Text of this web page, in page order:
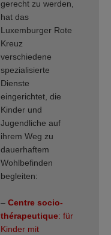
gerecht zu werden,
hat das
Luxemburger Rote
Kreuz
verschiedene
spezialisierte
Dienste
eingerichtet, die
Kinder und
Jugendliche auf
ihrem Weg zu
dauerhaftem
Wohlbefinden
begleiten:
– Centre socio-
thérapeutique: für
Kinder mit